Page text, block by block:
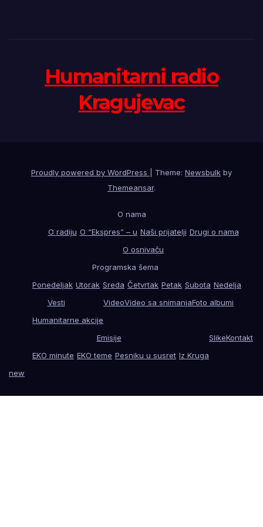
Humanitarni radio
Kragujevac
Proudly powered by WordPress Theme: Newsbulk by
Themeansar.
O nama
O radiju O “Ekspres” – u Naši prijatelji Drugi o nama
O osnivaču
Programska šema
Ponedeljak Utorak Sreda Četvrtak Petak Subota Nedelja
Vesti
Humanitarne akcije
VideoVideo sa snimanjaFoto albumi
Emisije
EKO minute EKO teme Pesniku u susret Iz Kruga
SlikeKontakt
new